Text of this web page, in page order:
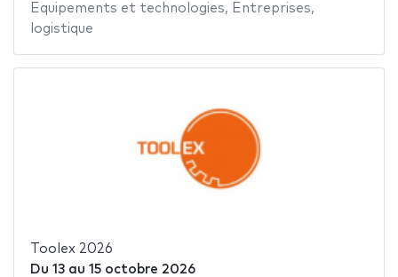
Equipements et technologies, Entreprises,
logistique
Toolex 2026
Du 13au 15 octobre 2026